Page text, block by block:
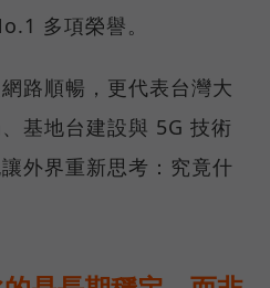
多項榮譽。
路順暢，更代表台灣大
基地台建設與 5G 技術
外界重新思考：究竟什